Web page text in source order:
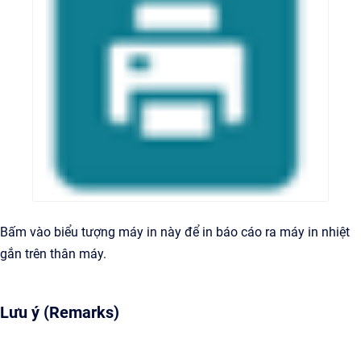
Bấm vào biểu tượng máy in này để in báo cáo ra máy in nhiệt
gắn trên thân máy.
Lưu ý (Remarks)